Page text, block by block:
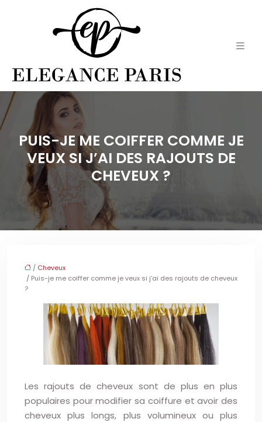
PUIS-JE ME COIFFER COMME JE
VEUX SI J’AI DES RAJOUTS DE
CHEVEUX ?
/ Cheveux
/ Puis-je me coiffer comme je veux si j’ai des rajouts de cheveux
?
Les rajouts de cheveux sont de plus en plus
populaires pour modifier sa coiffure et avoir des
cheveux plus longs, plus volumineux ou plus